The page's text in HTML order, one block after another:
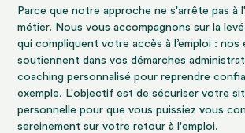
Parce que notre approche ne s'arrête pas à
métier. Nous vous accompagnons sur la
qui compliquent votre accès à l’emploi : nos
soutiennent dans vos démarches
coaching personnalisé pour reprendre
exemple. L'objectif est de sécuriser votre
personnelle pour que vous puissiez vous
sereinement sur votre retour à l'emploi.